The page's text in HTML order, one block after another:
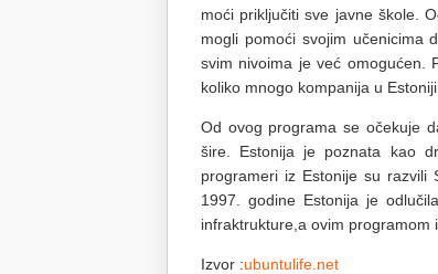
moći priključiti sve javne škole.
mogli pomoći svojim učenicima
svim nivoima je već omogućen.
koliko mnogo kompanija u
Od ovog programa se očekuje
šire. Estonija je poznata kao
programeri iz Estonije su razvili
1997. godine Estonija je
infraktrukture,a ovim programom
Izvor :ubuntulife.net